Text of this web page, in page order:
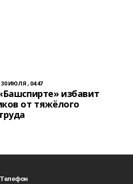
30 ИЮЛЯ , 04:47
избавит
от тяжёлого
Телефон